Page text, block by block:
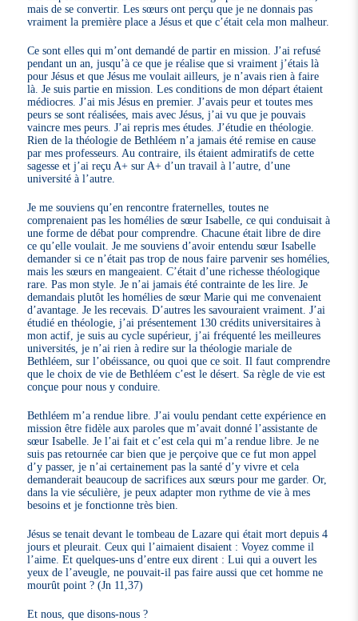
mais de se convertir. Les sœurs ont perçu que je ne donnais pas
vraiment la première place a Jésus et que c’était cela mon malheur.
Ce sont elles qui m’ont demandé de partir en mission. J’ai refusé
pendant un an, jusqu’à ce que je réalise que si vraiment j’étais là
pour Jésus et que Jésus me voulait ailleurs, je n’avais rien à faire
là. Je suis partie en mission. Les conditions de mon départ étaient
médiocres. J’ai mis Jésus en premier. J’avais peur et toutes mes
peurs se sont réalisées, mais avec Jésus, j’ai vu que je pouvais
vaincre mes peurs. J’ai repris mes études. J’étudie en théologie.
Rien de la théologie de Bethléem n’a jamais été remise en cause
par mes professeurs. Au contraire, ils étaient admiratifs de cette
sagesse et j’ai reçu A+ sur A+ d’un travail à l’autre, d’une
université à l’autre.
Je me souviens qu’en rencontre fraternelles, toutes ne
comprenaient pas les homélies de sœur Isabelle, ce qui conduisait à
une forme de débat pour comprendre. Chacune était libre de dire
ce qu’elle voulait. Je me souviens d’avoir entendu sœur Isabelle
demander si ce n’était pas trop de nous faire parvenir ses homélies,
mais les sœurs en mangeaient. C’était d’une richesse théologique
rare. Pas mon style. Je n’ai jamais été contrainte de les lire. Je
demandais plutôt les homélies de sœur Marie qui me convenaient
d’avantage. Je les recevais. D’autres les savouraient vraiment. J’ai
étudié en théologie, j’ai présentement 130 crédits universitaires à
mon actif, je suis au cycle supérieur, j’ai fréquenté les meilleures
universités, je n’ai rien à redire sur la théologie mariale de
Bethléem, sur l’obéissance, ou quoi que ce soit. Il faut comprendre
que le choix de vie de Bethléem c’est le désert. Sa règle de vie est
conçue pour nous y conduire.
Bethléem m’a rendue libre. J’ai voulu pendant cette expérience en
mission être fidèle aux paroles que m’avait donné l’assistante de
sœur Isabelle. Je l’ai fait et c’est cela qui m’a rendue libre. Je ne
suis pas retournée car bien que je perçoive que ce fut mon appel
d’y passer, je n’ai certainement pas la santé d’y vivre et cela
demanderait beaucoup de sacrifices aux sœurs pour me garder. Or,
dans la vie séculière, je peux adapter mon rythme de vie à mes
besoins et je fonctionne très bien.
Jésus se tenait devant le tombeau de Lazare qui était mort depuis 4
jours et pleurait. Ceux qui l’aimaient disaient : Voyez comme il
l’aime. Et quelques-uns d’entre eux dirent : Lui qui a ouvert les
yeux de l’aveugle, ne pouvait-il pas faire aussi que cet homme ne
mourût point ? (Jn 11,37)
Et nous, que disons-nous ?